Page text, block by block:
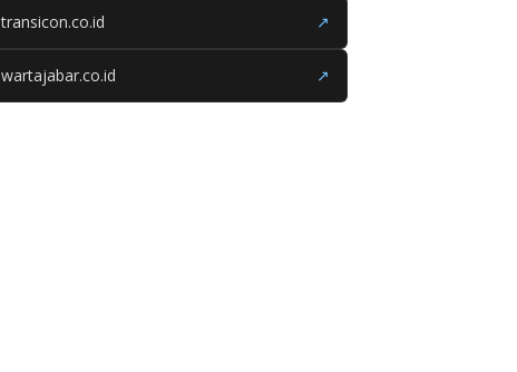
transicon.co.id ↗
wartajabar.co.id ↗